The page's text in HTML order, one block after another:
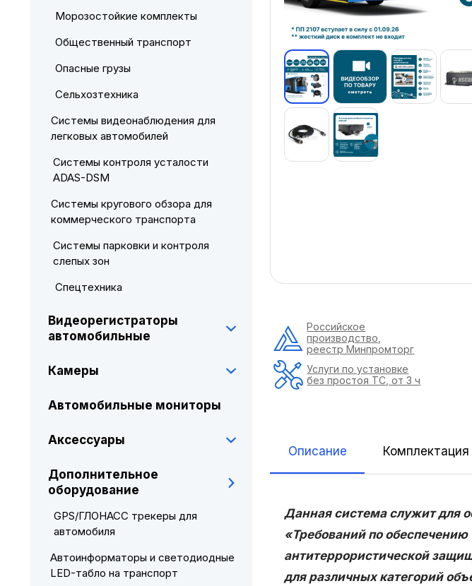
Описание Комплектация
Данная система служит для
«Требований по обеспечению
антитеррористической
для различных категорий
Российское
производство,
реестр Минпромторг
Услуги по установке
без простоя ТС, от 3 ч
Морозостойкие комплекты
Общественный транспорт
Опасные грузы
Сельхозтехника
Системы видеонаблюдения для
легковых автомобилей
Системы контроля усталости
ADAS-DSM
Системы кругового обзора для
коммерческого транспорта
Системы парковки и контроля
слепых зон
Спецтехника
Видеорегистраторы
автомобильные
Камеры
Автомобильные мониторы
Аксессуары
Дополнительное
оборудование
GPS/ГЛОНАСС трекеры для
автомобиля
Автоинформаторы и светодиодные
LED-табло на транспорт